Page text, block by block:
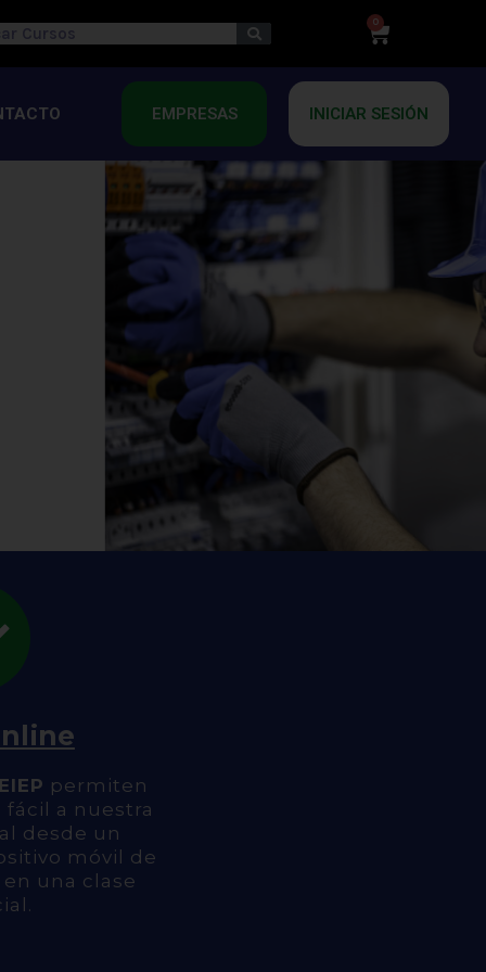
0
EMPRESAS INICIAR SESIÓN
permiten
a nuestra
desde un
móvil de
una clase